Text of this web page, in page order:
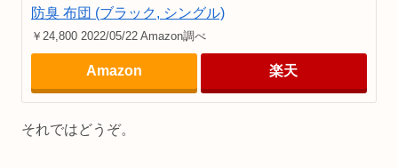
防臭 布団 (ブラック, シングル)
￥24,800 2022/05/22 Amazon調べ
Amazon 楽天
それではどうぞ。